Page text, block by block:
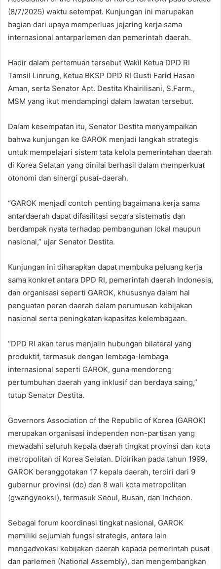
(8/7/2025) waktu setempat. Kunjungan ini merupakan
bagian dari upaya memperluas jejaring kerja sama
internasional antarparlemen dan pemerintah daerah.
Hadir dalam pertemuan tersebut Wakil Ketua DPD RI
Tamsil Linrung, Ketua BKSP DPD RI Gusti Farid Hasan
Aman, serta Senator Apt. Destita Khairilisani, S.Farm.,
MSM yang ikut mendampingi dalam lawatan tersebut.
Dalam kesempatan itu, Senator Destita menyampaikan
bahwa kunjungan ke GAROK menjadi langkah strategis
untuk mempelajari sistem tata kelola pemerintahan daerah
di Korea Selatan yang dinilai berhasil dalam memperkuat
otonomi dan sinergi pusat-daerah.
“GAROK menjadi contoh penting bagaimana kerja sama
antardaerah dapat difasilitasi secara sistematis dan
berdampak nyata terhadap pembangunan lokal maupun
nasional,” ujar Senator Destita.
Kunjungan ini diharapkan dapat membuka peluang kerja
sama konkret antara DPD RI, pemerintah daerah Indonesia,
dan organisasi seperti GAROK, khususnya dalam hal
penguatan peran daerah dalam perumusan kebijakan
nasional serta peningkatan kapasitas kelembagaan.
“DPD RI akan terus menjalin hubungan bilateral yang
produktif, termasuk dengan lembaga-lembaga
internasional seperti GAROK, guna mendorong
pertumbuhan daerah yang inklusif dan berdaya saing,”
tutup Senator Destita.
Governors Association of the Republic of Korea (GAROK)
merupakan organisasi independen non-partisan yang
mewadahi seluruh kepala daerah tingkat provinsi dan kota
metropolitan di Korea Selatan. Didirikan pada tahun 1999,
GAROK beranggotakan 17 kepala daerah, terdiri dari 9
gubernur provinsi (do) dan 8 wali kota metropolitan
(gwangyeoksi), termasuk Seoul, Busan, dan Incheon.
Sebagai forum koordinasi tingkat nasional, GAROK
memiliki sejumlah fungsi strategis, antara lain
mengadvokasi kebijakan daerah kepada pemerintah pusat
dan parlemen (National Assembly), dan mengembangkan